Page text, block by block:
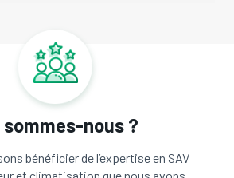
sommes-nous ?
bénéficier de l’expertise en SAV